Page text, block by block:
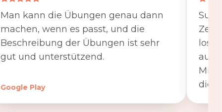
Man kann die Übungen genau dann
machen, wenn es passt, und die
Beschreibung der Übungen ist sehr
gut und unterstützend.
Google Play
Zeit
die